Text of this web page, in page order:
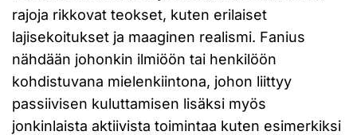
rajoja rikkovat teokset, kuten erilaiset
lajisekoitukset ja maaginen realismi. Fanius
nähdään johonkin ilmiöön tai henkilöön
kohdistuvana mielenkiintona, johon liittyy
passiivisen kuluttamisen lisäksi myös
jonkinlaista aktiivista toimintaa kuten esimerkiksi